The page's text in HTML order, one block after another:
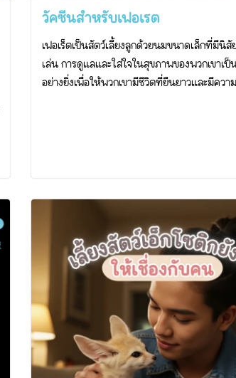
วัคซีนสำหรับเฟอเรต
เฟอเร็ตเป็นสัตว์เลี้ยงลูกด้วยนมขนาดเล็กที่มีนิสั
เล่น การดูแลและใส่ใจในสุขภาพของพวกเขาเ
อย่างยิ่งเพื่อให้พวกเขามีชีวิตที่ยืนยาวและมีควา